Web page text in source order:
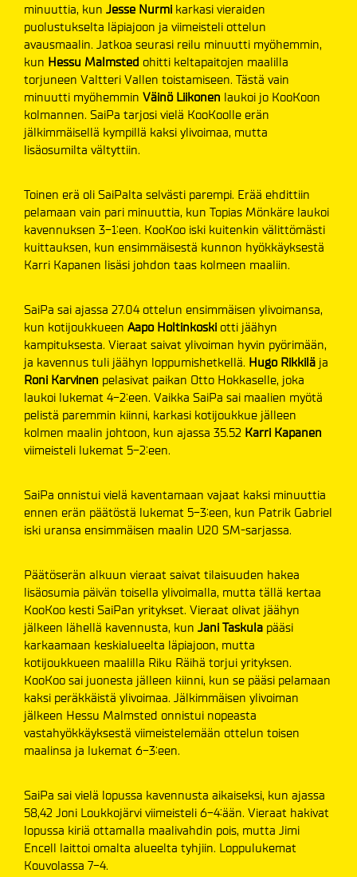
minuuttia, kun Jesse Nurmi karkasi vieraiden
puolustukselta läpiajoon ja viimeisteli ottelun
avausmaalin. Jatkoa seurasi reilu minuutti myöhemmin,
kun Hessu Malmsted ohitti keltapaitojen maalilla
torjuneen Valtteri Vallen toistamiseen. Tästä vain
minuutti myöhemmin Väinö Liikonen laukoi jo KooKoon
kolmannen. SaiPa tarjosi vielä KooKoolle erän
jälkimmäisellä kympillä kaksi ylivoimaa, mutta
lisäosumilta vältyttiin.
Toinen erä oli SaiPalta selvästi parempi. Erää ehdittiin
pelamaan vain pari minuuttia, kun Topias Mönkäre laukoi
kavennuksen 3-1:een. KooKoo iski kuitenkin välittömästi
kuittauksen, kun ensimmäisestä kunnon hyökkäyksestä
Karri Kapanen lisäsi johdon taas kolmeen maaliin.
SaiPa sai ajassa 27.04 ottelun ensimmäisen ylivoimansa,
kun kotijoukkueen Aapo Holtinkoski otti jäähyn
kampituksesta. Vieraat saivat ylivoiman hyvin pyörimään,
ja kavennus tuli jäähyn loppumishetkellä. Hugo Rikkilä ja
Roni Karvinen pelasivat paikan Otto Hokkaselle, joka
laukoi lukemat 4-2:een. Vaikka SaiPa sai maalien myötä
pelistä paremmin kiinni, karkasi kotijoukkue jälleen
kolmen maalin johtoon, kun ajassa 35.52 Karri Kapanen
viimeisteli lukemat 5-2:een.
SaiPa onnistui vielä kaventamaan vajaat kaksi minuuttia
ennen erän päätöstä lukemat 5-3:een, kun Patrik Gabriel
iski uransa ensimmäisen maalin U20 SM-sarjassa.
Päätöserän alkuun vieraat saivat tilaisuuden hakea
lisäosumia päivän toisella ylivoimalla, mutta tällä kertaa
KooKoo kesti SaiPan yritykset. Vieraat olivat jäähyn
jälkeen lähellä kavennusta, kun Jani Taskula pääsi
karkaamaan keskialueelta läpiajoon, mutta
kotijoukkueen maalilla Riku Räihä torjui yrityksen.
KooKoo sai juonesta jälleen kiinni, kun se pääsi pelamaan
kaksi peräkkäistä ylivoimaa. Jälkimmäisen ylivoiman
jälkeen Hessu Malmsted onnistui nopeasta
vastahyökkäyksestä viimeistelemään ottelun toisen
maalinsa ja lukemat 6-3:een.
SaiPa sai vielä lopussa kavennusta aikaiseksi, kun ajassa
58,42 Joni Loukkojärvi viimeisteli 6-4:ään. Vieraat hakivat
lopussa kiriä ottamalla maalivahdin pois, mutta Jimi
Encell laittoi omalta alueelta tyhjiin. Loppulukemat
Kouvolassa 7-4.